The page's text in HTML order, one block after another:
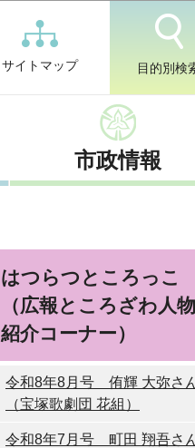
サイトマップ 目的別検
市政情報
はつらつところっこ
（広報ところざわ人物
紹介コーナー）
令和8年8月号 侑輝 大弥さ
（宝塚歌劇団 花組）
令和8年7月号 町田 翔吾さ